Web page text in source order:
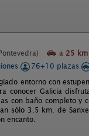
a 25 km
76+10 plazas
entorno con
conocer Galicia
con baño completo y
sólo 3.5 km. de
encanto.